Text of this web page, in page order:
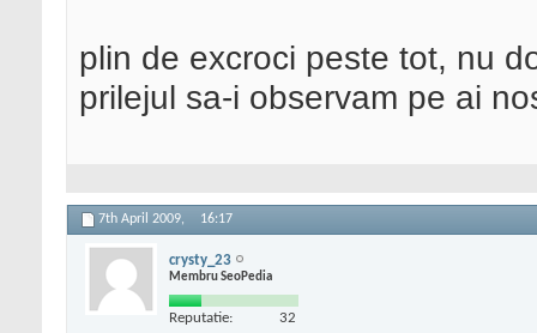
plin de excroci peste tot, nu
prilejul sa-i observam pe ai
7th April 2009, 16:17
crysty_23
Membru SeoPedia
Reputatie: 32